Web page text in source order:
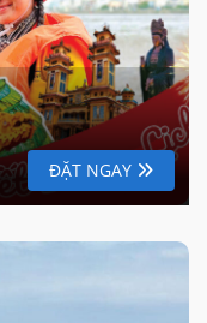
ĐẶT NGAY